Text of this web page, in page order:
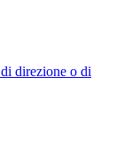
direzione o di